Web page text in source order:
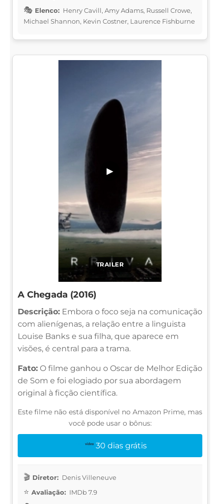
Elenco: Henry Cavill, Amy Adams, Russell Crowe,
Michael Shannon, Kevin Costner, Laurence Fishburne
TRAILER
▶
A Chegada (2016)
Descrição: Embora o foco seja na comunicação
com alienígenas, a relação entre a linguista
Louise Banks e sua filha, que aparece em
visões, é central para a trama.
Fato: O filme ganhou o Oscar de Melhor Edição
de Som e foi elogiado por sua abordagem
original à ficção científica.
Este filme não está disponível no Amazon Prime, mas
você pode usar o bônus:
30 dias grátis
Diretor: Denis Villeneuve
Avaliação: IMDb 7.9